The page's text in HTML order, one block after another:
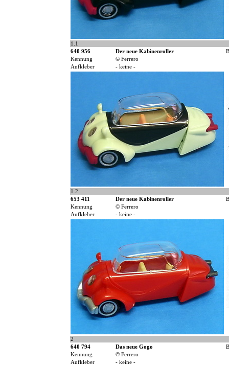
1.1
640 956
Der neue Kabinenroller
Kennung
© Ferrero
Aufkleber
- keine -
1.2
653 411
Der neue Kabinenroller
Kennung
© Ferrero
Aufkleber
- keine -
2
640 794
Das neue Gogo
Kennung
© Ferrero
Aufkleber
- keine -